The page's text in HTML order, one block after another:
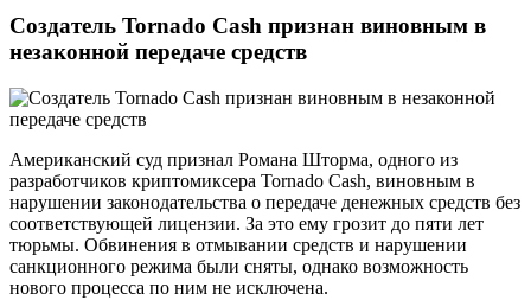
Создатель Tornado Cash признан виновным в
незаконной передаче средств
Американский суд признал Романа Шторма, одного из
разработчиков криптомиксера Tornado Cash, виновным в
нарушении законодательства о передаче денежных средств без
соответствующей лицензии. За это ему грозит до пяти лет
тюрьмы. Обвинения в отмывании средств и нарушении
санкционного режима были сняты, однако возможность
нового процесса по ним не исключена.